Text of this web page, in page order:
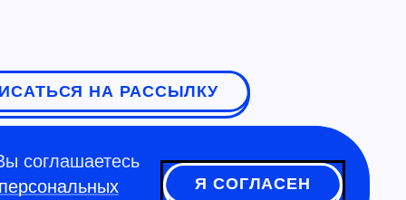
НА РАССЫЛКУ
соглашаетесь
Я СОГЛАСЕН